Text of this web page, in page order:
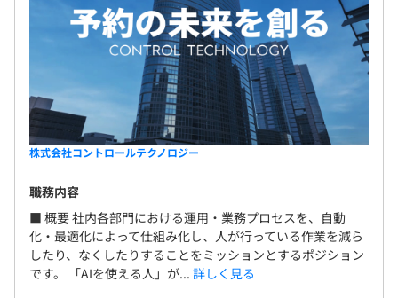
株式会社コントロールテクノロジー
職務内容
■ 概要 社内各部門における運用・業務プロセスを、自動
化・最適化によって仕組み化し、人が行っている作業を減ら
したり、なくしたりすることをミッションとするポジション
です。 「AIを使える人」が... 詳しく見る